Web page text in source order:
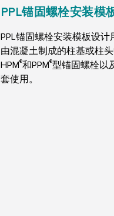
PPL锚固螺栓安装模
PPL锚固螺栓安装模板设
由混凝土制成的柱基或柱
HPM®和PPM®型锚固螺栓以
套使用。